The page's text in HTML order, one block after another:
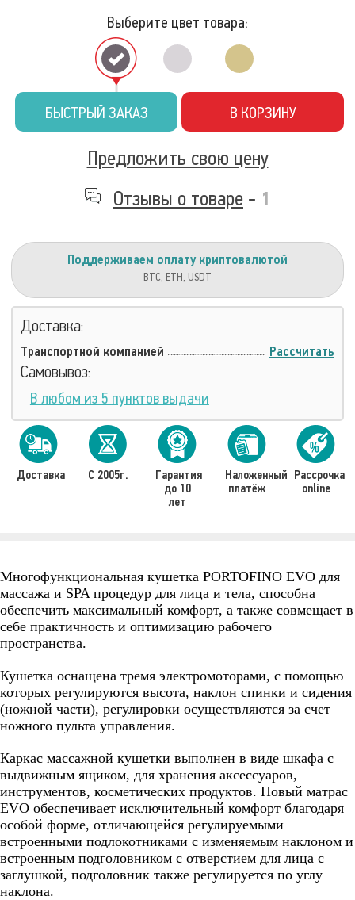
Выберите цвет товара:
БЫСТРЫЙ ЗАКАЗ В КОРЗИНУ
Предложить свою цену
Отзывы о товаре - 1
Поддерживаем оплату криптовалютой
BTC, ETH, USDT
Доставка:
Транспортной компанией Рассчитать
Самовывоз:
В любом из 5 пунктов выдачи
Доставка С 2005г.
Гарантия
до 10
лет
Наложенный
платёж
Рассрочка
online
Многофункциональная кушетка PORTOFINO EVO для
массажа и SPA процедур для лица и тела, способна
обеспечить максимальный комфорт, а также совмещает в
себе практичность и оптимизацию рабочего
пространства.
Кушетка оснащена тремя электромоторами, с помощью
которых регулируются высота, наклон спинки и сидения
(ножной части), регулировки осуществляются за счет
ножного пульта управления.
Каркас массажной кушетки выполнен в виде шкафа с
выдвижным ящиком, для хранения аксессуаров,
инструментов, косметических продуктов. Новый матрас
EVO обеспечивает исключительный комфорт благодаря
особой форме, отличающейся регулируемыми
встроенными подлокотниками с изменяемым наклоном и
встроенным подголовником с отверстием для лица с
заглушкой, подголовник также регулируется по углу
наклона.